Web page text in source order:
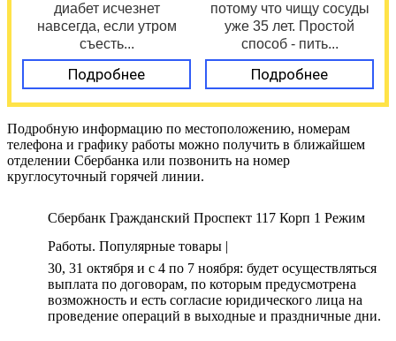
диабет исчезнет
навсегда, если утром
съесть...
Подробнее
потому что чищу сосуды
уже 35 лет. Простой
способ - пить...
Подробнее
Подробную информацию по местоположению, номерам
телефона и графику работы можно получить в ближайшем
отделении Сбербанка или позвонить на номер
круглосуточный горячей линии.
Сбербанк Гражданский Проспект 117 Корп 1 Режим
Работы. Популярные товары |
30, 31 октября и с 4 по 7 ноября: будет осуществляться
выплата по договорам, по которым предусмотрена
возможность и есть согласие юридического лица на
проведение операций в выходные и праздничные дни.